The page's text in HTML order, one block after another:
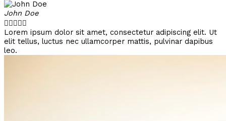
John Doe

Lorem ipsum dolor sit amet, consectetur adipiscing elit. Ut
elit tellus, luctus nec ullamcorper mattis, pulvinar dapibus
leo.